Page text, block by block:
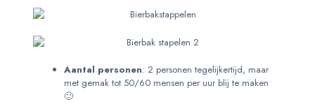
Aantal personen: 2 personen tegelijkertijd, maar
met gemak tot 50/60 mensen per uur blij te maken
🙂